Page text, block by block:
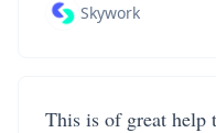
Skywork
This is of great help